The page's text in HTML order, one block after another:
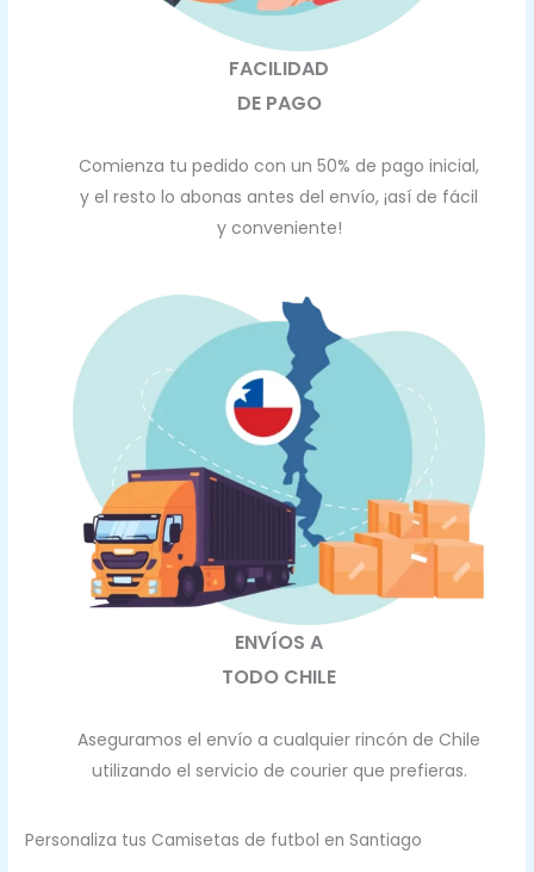
FACILIDAD
DE PAGO
Comienza tu pedido con un 50% de pago inicial,
y el resto lo abonas antes del envío, ¡así de fácil
y conveniente!
ENVÍOS A
TODO CHILE
Aseguramos el envío a cualquier rincón de Chile
utilizando el servicio de courier que prefieras.
Personaliza tus Camisetas de futbol en Santiago